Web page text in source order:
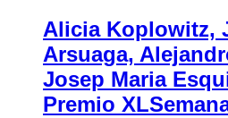
Alicia Koplowitz,
Arsuaga,
Josep Maria
Premio